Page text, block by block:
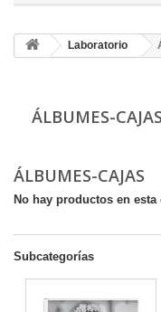
Laboratorio
ÁLBUMES-CAJAS
ÁLBUMES-CAJAS
No hay productos en esta
Subcategorías